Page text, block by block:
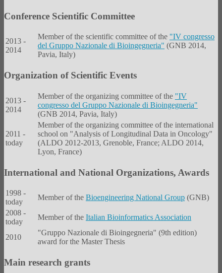
Conference Scientific Committee
2013 -
2014
Member of the scientific committee of the "IV congresso
del Gruppo Nazionale di Bioingegneria" (GNB 2014,
Pavia, Italy)
Organization of Scientific Events
2013 -
2014
Member of the organizing committee of the "IV
congresso del Gruppo Nazionale di Bioingegneria"
(GNB 2014, Pavia, Italy)
2011 -
today
Member of the organizing committee of the international
school on "Analysis of Longitudinal Data in Oncology"
(ALDO 2012-2013, Grenoble, France; ALDO 2014,
Lyon, France)
International and National Organizations, Awards
1998 -
today
Member of the Bioengineering National Group (GNB)
2008 -
today
Member of the Italian Bioinformatics Association
2010
"Gruppo Nazionale di Bioingegneria" (9th edition)
award for the Master Thesis
Main research grants